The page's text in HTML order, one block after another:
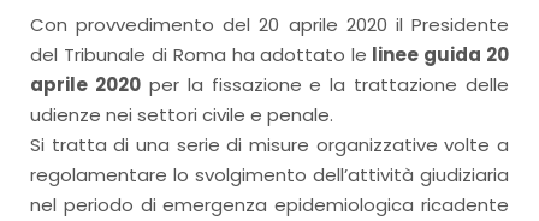
Con provvedimento del 20 aprile 2020 il Presidente
del Tribunale di Roma ha adottato le linee guida 20
aprile 2020per la fissazione e la trattazione delle
udienze nei settori civile e penale.
Si tratta di una serie di misure organizzative volte a
regolamentare lo svolgimento dell’attività giudiziaria
nel periodo di emergenza epidemiologica ricadente